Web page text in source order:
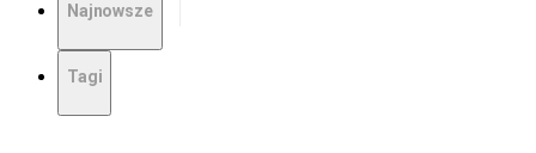
Najnowsze
Tagi